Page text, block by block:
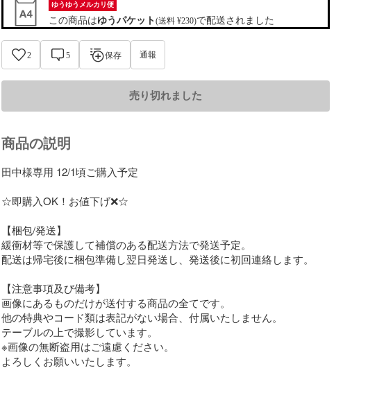
ゆうゆうメルカリ便
この商品はゆうパケット(送料 ¥230)で配送されました
2 5 保存 通報
売り切れました
商品の説明
田中様専用 12/1頃ご購入予定
☆即購入OK！お値下げ❌☆
【梱包/発送】
緩衝材等で保護して補償のある配送方法で発送予定。
配送は帰宅後に梱包準備し翌日発送し、発送後に初回連絡します。
【注意事項及び備考】
画像にあるものだけが送付する商品の全てです。
他の特典やコード類は表記がない場合、付属いたしません。
テーブルの上で撮影しています。
※画像の無断盗用はご遠慮ください。
よろしくお願いいたします。